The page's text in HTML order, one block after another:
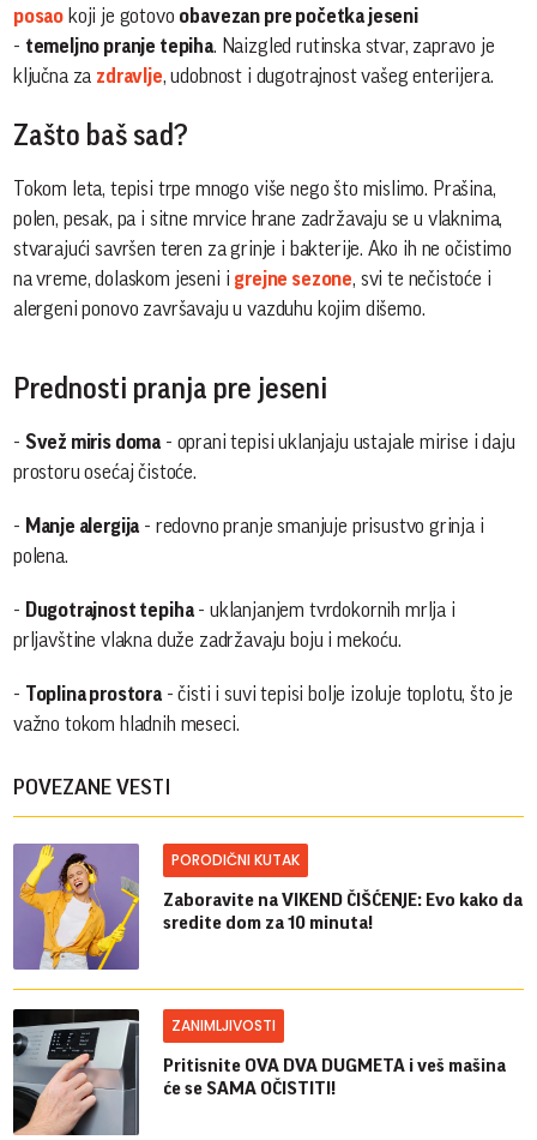
posao koji je gotovo obavezan pre početka jeseni
- temeljno pranje tepiha. Naizgled rutinska stvar, zapravo je
ključna za zdravlje, udobnost i dugotrajnost vašeg enterijera.
Zašto baš sad?
Tokom leta, tepisi trpe mnogo više nego što mislimo. Prašina,
polen, pesak, pa i sitne mrvice hrane zadržavaju se u vlaknima,
stvarajući savršen teren za grinje i bakterije. Ako ih ne očistimo
na vreme, dolaskom jeseni i grejne sezone, svi te nečistoće i
alergeni ponovo završavaju u vazduhu kojim dišemo.
Prednosti pranja pre jeseni
- Svež miris doma - oprani tepisi uklanjaju ustajale mirise i daju
prostoru osećaj čistoće.
- Manje alergija - redovno pranje smanjuje prisustvo grinja i
polena.
- Dugotrajnost tepiha- uklanjanjem tvrdokornih mrlja i
prljavštine vlakna duže zadržavaju boju i mekoću.
- Toplina prostora- čisti i suvi tepisi bolje izoluje toplotu, što je
važno tokom hladnih meseci.
POVEZANE VESTI
PORODIČNI KUTAK
Zaboravite na VIKEND ČIŠĆENJE: Evo kako da
sredite dom za 10 minuta!
ZANIMLJIVOSTI
Pritisnite OVA DVA DUGMETA i veš mašina
će se SAMA OČISTITI!